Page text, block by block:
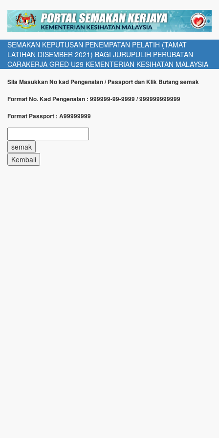
SEMAKAN KEPUTUSAN PENEMPATAN PELATIH (TAMAT
LATIHAN DISEMBER 2021) BAGI JURUPULIH PERUBATAN
CARAKERJA GRED U29 KEMENTERIAN KESIHATAN MALAYSIA
Sila Masukkan No kad Pengenalan / Passport dan Klik Butang semak
Format No. Kad Pengenalan : 999999-99-9999 / 999999999999
Format Passport : A99999999